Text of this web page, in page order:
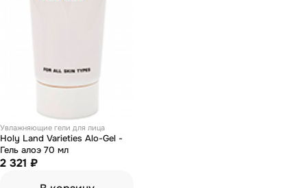
Увлажняющие гели для лица
Holy Land Varieties Alo-Gel -
Гель алоэ 70 мл
2 321 ₽